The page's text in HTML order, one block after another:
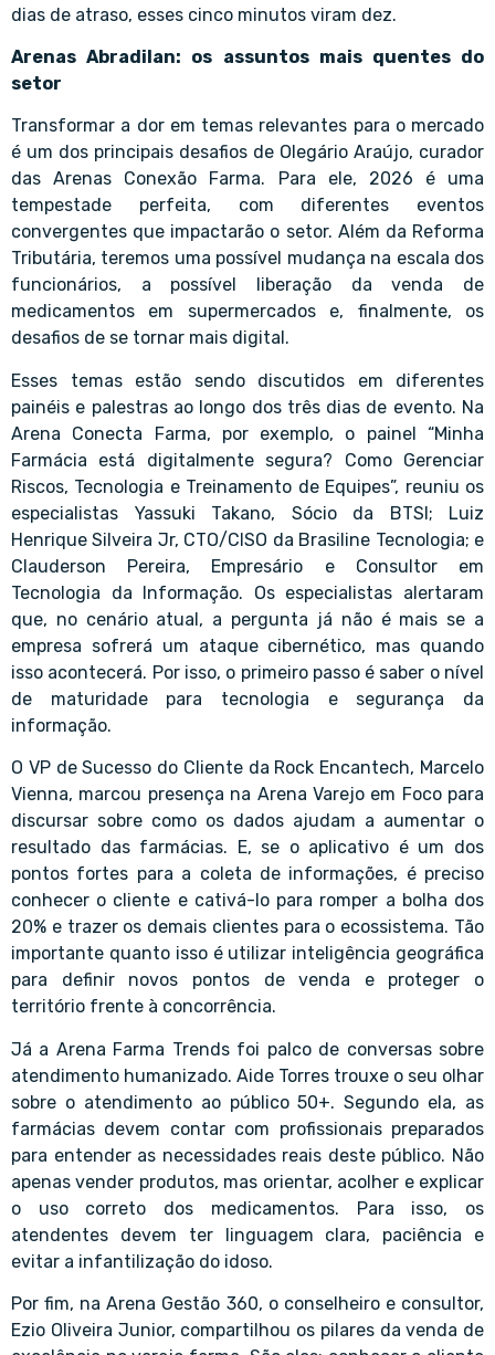
dias de atraso, esses cinco minutos viram dez.
Arenas Abradilan: os assuntos mais quentes do
setor
Transformar a dor em temas relevantes para o mercado
é um dos principais desafios de Olegário Araújo, curador
das Arenas Conexão Farma. Para ele, 2026 é uma
tempestade perfeita, com diferentes eventos
convergentes que impactarão o setor. Além da Reforma
Tributária, teremos uma possível mudança na escala dos
funcionários, a possível liberação da venda de
medicamentos em supermercados e, finalmente, os
desafios de se tornar mais digital.
Esses temas estão sendo discutidos em diferentes
painéis e palestras ao longo dos três dias de evento. Na
Arena Conecta Farma, por exemplo, o painel “Minha
Farmácia está digitalmente segura? Como Gerenciar
Riscos, Tecnologia e Treinamento de Equipes”, reuniu os
especialistas Yassuki Takano, Sócio da BTSI; Luiz
Henrique Silveira Jr, CTO/CISO da Brasiline Tecnologia; e
Clauderson Pereira, Empresário e Consultor em
Tecnologia da Informação. Os especialistas alertaram
que, no cenário atual, a pergunta já não é mais se a
empresa sofrerá um ataque cibernético, mas quando
isso acontecerá. Por isso, o primeiro passo é saber o nível
de maturidade para tecnologia e segurança da
informação.
O VP de Sucesso do Cliente da Rock Encantech, Marcelo
Vienna, marcou presença na Arena Varejo em Foco para
discursar sobre como os dados ajudam a aumentar o
resultado das farmácias. E, se o aplicativo é um dos
pontos fortes para a coleta de informações, é preciso
conhecer o cliente e cativá-lo para romper a bolha dos
20% e trazer os demais clientes para o ecossistema. Tão
importante quanto isso é utilizar inteligência geográfica
para definir novos pontos de venda e proteger o
território frente à concorrência.
Já a Arena Farma Trends foi palco de conversas sobre
atendimento humanizado. Aide Torres trouxe o seu olhar
sobre o atendimento ao público 50+. Segundo ela, as
farmácias devem contar com profissionais preparados
para entender as necessidades reais deste público. Não
apenas vender produtos, mas orientar, acolher e explicar
o uso correto dos medicamentos. Para isso, os
atendentes devem ter linguagem clara, paciência e
evitar a infantilização do idoso.
Por fim, na Arena Gestão 360, o conselheiro e consultor,
Ezio Oliveira Junior, compartilhou os pilares da venda de